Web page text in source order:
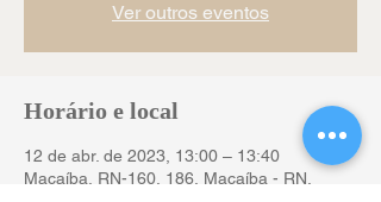
Ver outros eventos
Horário e local
12 de abr. de 2023, 13:00 – 13:40
Macaíba, RN-160, 186, Macaíba - RN,